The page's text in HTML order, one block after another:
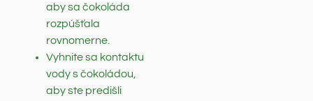
aby sa čokoláda
rozpúšťala
rovnomerne.
Vyhnite sa kontaktu
vody s čokoládou,
aby ste predišli